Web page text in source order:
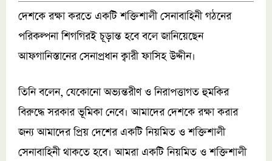
দেশকে রক্ষা করতে একটি শক্তিশালী সেনাবাহিনী গঠনের
পরিকল্পনা শিগগিরই চূড়ান্ত হবে বলে জানিয়েছেন
আফগানিস্তানের সেনাপ্রধান ক্বারী ফাসিহ উদ্দীন।
তিনি বলেন, যেকোনো অভ্যন্তরীণ ও নিরাপত্তাগত হুমকির
বিরুদ্ধে সরকার ভূমিকা নেবে। আমাদের দেশকে রক্ষা করার
জন্য আমাদের প্রিয় দেশের একটি নিয়মিত ও শক্তিশালী
সেনাবাহিনী থাকতে হবে। আমরা একটি নিয়মিত ও শক্তিশালী